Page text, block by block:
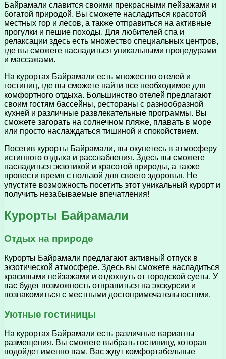
Байрамали славится своими прекрасными пейзажами и
богатой природой. Вы сможете насладиться красотой
местных гор и лесов, а также отправиться на активные
прогулки и пешие походы. Для любителей спа и
релаксации здесь есть множество специальных центров,
где вы сможете насладиться уникальными процедурами
и массажами.
На курортах Байрамали есть множество отелей и
гостиниц, где вы сможете найти все необходимое для
комфортного отдыха. Большинство отелей предлагают
своим гостям бассейны, рестораны с разнообразной
кухней и различные развлекательные программы. Вы
сможете загорать на солнечном пляже, плавать в море
или просто наслаждаться тишиной и спокойствием.
Посетив курорты Байрамали, вы окунетесь в атмосферу
истинного отдыха и расслабления. Здесь вы сможете
насладиться экзотикой и красотой природы, а также
провести время с пользой для своего здоровья. Не
упустите возможность посетить этот уникальный курорт и
получить незабываемые впечатления!
Курорты Байрамали
Отдых на природе
Курорты Байрамали предлагают активный отпуск в
экзотической атмосфере. Здесь вы сможете насладиться
красивыми пейзажами и отдохнуть от городской суеты. У
вас будет возможность отправиться на экскурсии и
познакомиться с местными достопримечательностями.
Уютные гостиницы
На курортах Байрамали есть различные варианты
размещения. Вы сможете выбрать гостиницу, которая
подойдет именно вам. Вас ждут комфортабельные